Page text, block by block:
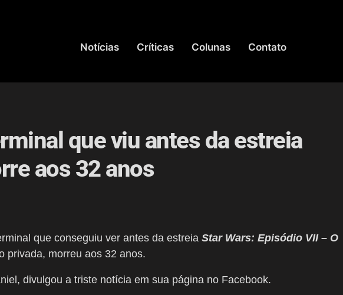
Notícias Críticas Colunas Contato
que viu antes da estreia
aos 32 anos
que conseguiu ver antes da estreia Star Wars: Episódio VII – O
privada, morreu aos 32 anos.
divulgou a triste notícia em sua página no Facebook.